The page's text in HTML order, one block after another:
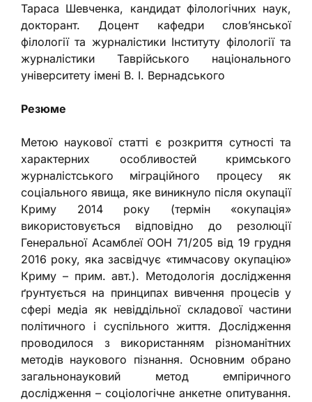
Тараса Шевченка, кандидат філологічних наук,
докторант. Доцент кафедри слов’янської
філології та журналістики Інституту філології та
журналістики Таврійського національного
університету імені В. І. Вернадського
Резюме
Метою наукової статті є розкриття сутності та
характерних особливостей кримського
журналістського міграційного процесу як
соціального явища, яке виникнуло після окупації
Криму 2014 року (термін «окупація»
використовується відповідно до резолюції
Генеральної Асамблеї ООН 71/205 від 19 грудня
2016 року, яка засвідчує «тимчасову окупацію»
Криму – прим. авт.). Методологія дослідження
ґрунтується на принципах вивчення процесів у
сфері медіа як невіддільної складової частини
політичного і суспільного життя. Дослідження
проводилося з використанням різноманітних
методів наукового пізнання. Основним обрано
загальнонауковий метод емпіричного
дослідження – соціологічне анкетне опитування.